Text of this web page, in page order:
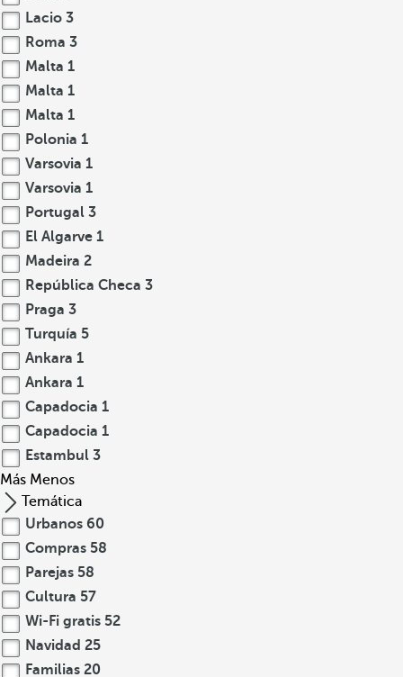
Lacio 3
Roma 3
Malta 1
Malta 1
Malta 1
Polonia 1
Varsovia 1
Varsovia 1
Portugal 3
El Algarve 1
Madeira 2
República Checa 3
Praga 3
Turquía 5
Ankara 1
Ankara 1
Capadocia 1
Capadocia 1
Estambul 3
Más Menos
Temática
Urbanos 60
Compras 58
Parejas 58
Cultura 57
Wi-Fi gratis 52
Navidad 25
Familias 20